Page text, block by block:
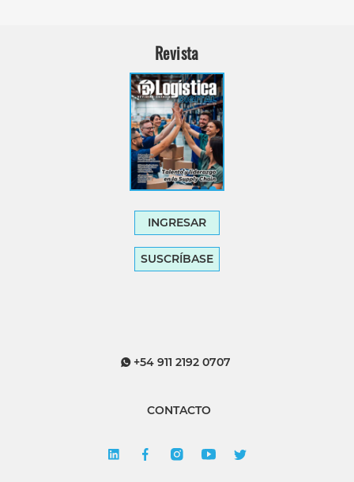
Revista
INGRESAR
SUSCRÍBASE
+54 911 2192 0707
CONTACTO